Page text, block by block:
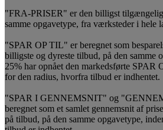
"FRA-PRISER" er den billigst
samme opgavetype, fra værksteder i hele
"SPAR OP TIL" er beregnet som
billigste og dyreste tilbud, på den samme
25% har opnået den markedsførte SPAR
for den radius, hvorfra tilbud er indhentet.
"SPAR I GENNEMSNIT" og
beregnet som et samlet gennemsnit af
på tilbud, på den samme opgavetype,